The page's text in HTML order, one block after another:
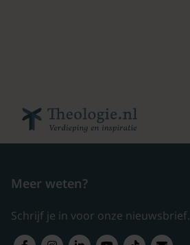
Meer weten?
Schrijf je in voor onze nieuwsbrief.